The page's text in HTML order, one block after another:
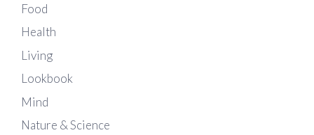
Food
Health
Living
Lookbook
Mind
Nature & Science